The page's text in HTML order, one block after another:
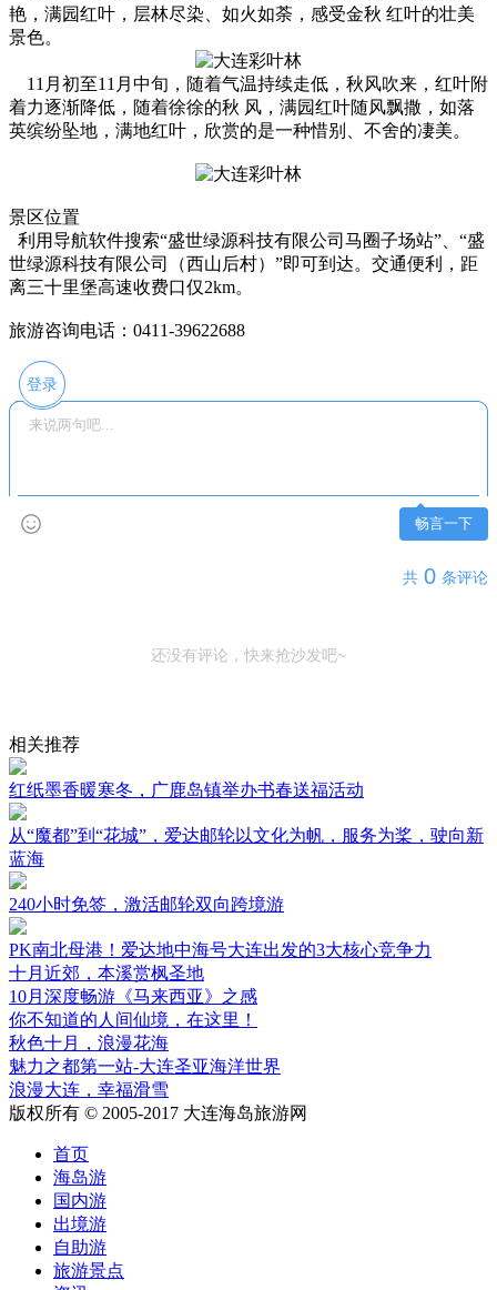
艳，满园红叶，层林尽染、如火如荼，感受金秋 红叶的壮美
景色。
11月初至11月中旬，随着气温持续走低，秋风吹来，红叶附
着力逐渐降低，随着徐徐的秋 风，满园红叶随风飘撒，如落
英缤纷坠地，满地红叶，欣赏的是一种惜别、不舍的凄美。
景区位置
利用导航软件搜索“盛世绿源科技有限公司马圈子场站”、“盛
世绿源科技有限公司（西山后村）”即可到达。交通便利，距
离三十里堡高速收费口仅2km。
旅游咨询电话：0411-39622688
登录
畅言一下
共 0 条评论
还没有评论，快来抢沙发吧~
相关推荐
红纸墨香暖寒冬，广鹿岛镇举办书春送福活动
从“魔都”到“花城”，爱达邮轮以文化为帆，服务为桨，驶向新
蓝海
240小时免签，激活邮轮双向跨境游
PK南北母港！爱达地中海号大连出发的3大核心竞争力
十月近郊，本溪赏枫圣地
10月深度畅游《马来西亚》之感
你不知道的人间仙境，在这里！
秋色十月，浪漫花海
魅力之都第一站-大连圣亚海洋世界
浪漫大连，幸福滑雪
版权所有 © 2005-2017 大连海岛旅游网
首页
海岛游
国内游
出境游
自助游
旅游景点